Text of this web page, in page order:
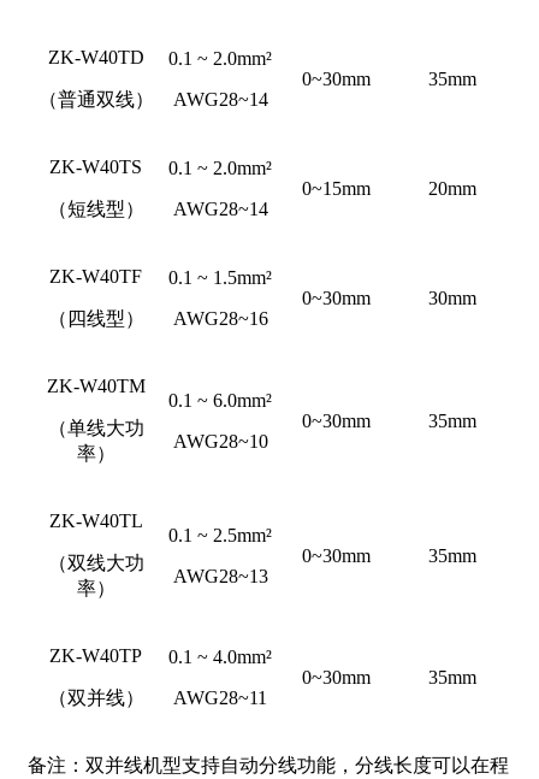
ZK-W40TD
（普通双线）
0.1 ~ 2.0mm²
AWG28~14
0~30mm 35mm
ZK-W40TS
（短线型）
0.1 ~ 2.0mm²
AWG28~14
0~15mm 20mm
ZK-W40TF
（四线型）
0.1 ~ 1.5mm²
AWG28~16
0~30mm 30mm
ZK-W40TM
（单线大功
率）
0.1 ~ 6.0mm²
AWG28~10
0~30mm 35mm
ZK-W40TL
（双线大功
率）
0.1 ~ 2.5mm²
AWG28~13
0~30mm 35mm
ZK-W40TP
（双并线）
0.1 ~ 4.0mm²
AWG28~11
0~30mm 35mm
备注：双并线机型支持自动分线功能，分线长度可以在程